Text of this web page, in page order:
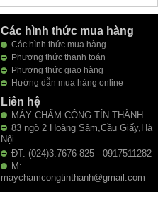
Các hình thức mua hàng
Các hình thức mua hàng
Phương thức thanh toán
Phương thức giao hàng
Hướng dẫn mua hàng online
Liên hệ
MÁY CHẤM CÔNG TÍN THÀNH.
83 ngõ 2 Hoàng Sâm,Cầu Giấy,Hà
Nội
ĐT: (024)3.7676 825 - 0917511282
M:
maychamcongtinthanh@gmail.com